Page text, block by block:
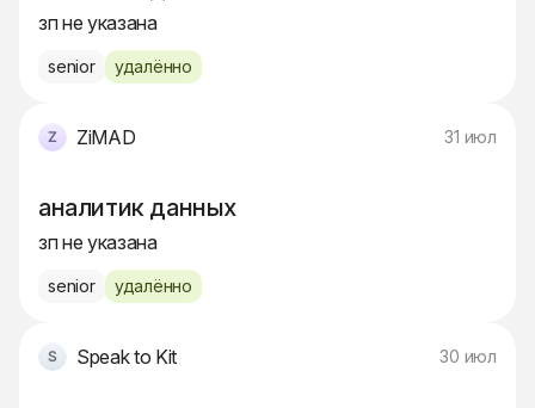
зп не указана
senior удалённо
ZiMAD 31 июл
аналитик данных
зп не указана
senior удалённо
Speak to Kit 30 июл